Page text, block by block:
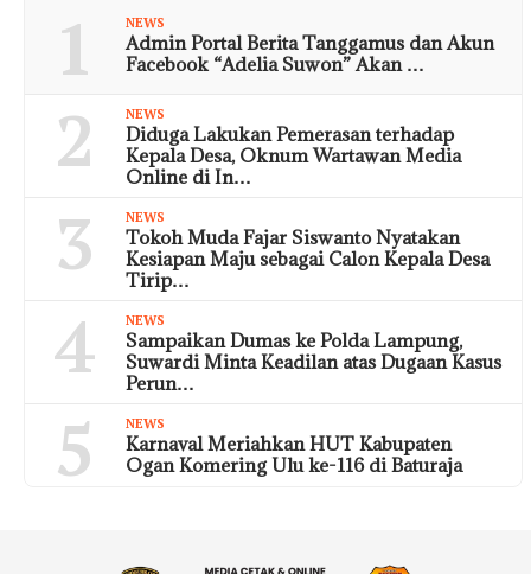
1 NEWS
Admin Portal Berita Tanggamus dan Akun
Facebook “Adelia Suwon” Akan …
2 NEWS
Diduga Lakukan Pemerasan terhadap
Kepala Desa, Oknum Wartawan Media
Online di In…
3 NEWS
Tokoh Muda Fajar Siswanto Nyatakan
Kesiapan Maju sebagai Calon Kepala Desa
Tirip…
4 NEWS
Sampaikan Dumas ke Polda Lampung,
Suwardi Minta Keadilan atas Dugaan Kasus
Perun…
5 NEWS
Karnaval Meriahkan HUT Kabupaten
Ogan Komering Ulu ke-116 di Baturaja